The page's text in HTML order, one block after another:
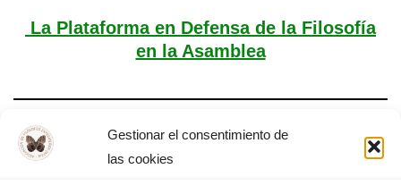
Gestionar el consentimiento de
las cookies
La Plataforma en Defensa de la Filosofía
en la Asamblea
Plataforma en Defensa de la Filosofía